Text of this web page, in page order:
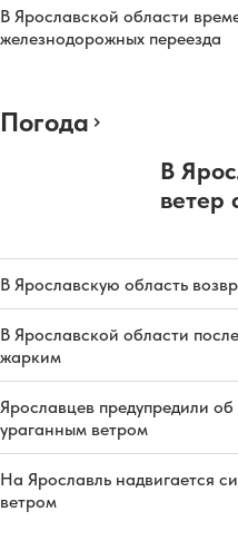
В Ярославской области
железнодорожных переезда
Погода
В
ветер
В Ярославскую область
В Ярославской области
жарким
Ярославцев предупредили
ураганным ветром
На Ярославль надвигается
ветром